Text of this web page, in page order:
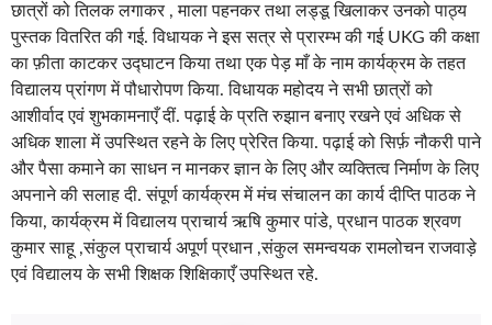
छात्रों को तिलक लगाकर , माला पहनकर तथा लड्डू खिलाकर उनको पाठ्य
पुस्तक वितरित की गई.विधायक ने इस सत्र से प्रारम्भ की गई UKG की कक्षा
का फ़ीता काटकर उद्घाटन किया तथा एक पेड़ माँ के नाम कार्यक्रम के तहत
विद्यालय प्रांगण में पौधारोपण किया. विधायक महोदय ने सभी छात्रों को
आशीर्वाद एवं शुभकामनाएँ दीं. पढ़ाई के प्रति रुझान बनाए रखने एवं अधिक से
अधिक शाला में उपस्थित रहने के लिए प्रेरित किया. पढ़ाई को सिर्फ़ नौकरी पाने
और पैसा कमाने का साधन न मानकर ज्ञान के लिए और व्यक्तित्व निर्माण के लिए
अपनाने की सलाह दी. संपूर्ण कार्यक्रम में मंच संचालन का कार्य दीप्ति पाठक ने
किया, कार्यक्रम में विद्यालय प्राचार्य ऋषि कुमार पांडे, प्रधान पाठक श्रवण
कुमार साहू ,संकुल प्राचार्य अपूर्ण प्रधान ,संकुल समन्वयक रामलोचन राजवाड़े
एवं विद्यालय के सभी शिक्षक शिक्षिकाएँ उपस्थित रहे.